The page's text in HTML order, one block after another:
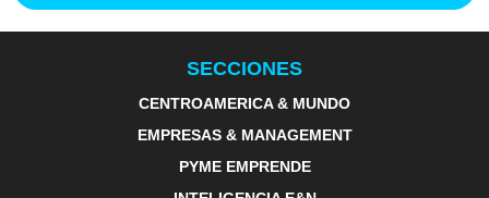
SECCIONES
CENTROAMERICA & MUNDO
EMPRESAS & MANAGEMENT
PYME EMPRENDE